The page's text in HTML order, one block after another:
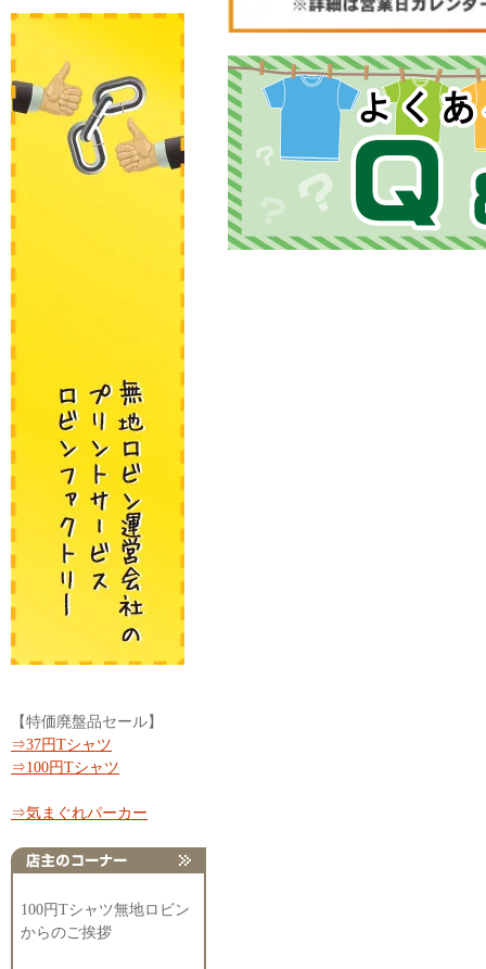
【特価廃盤品セール】
⇒37円Tシャツ
⇒100円Tシャツ
⇒気まぐれパーカー
100円Tシャツ無地ロビン
からのご挨拶